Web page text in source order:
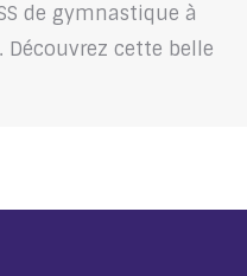
de gymnastique à
Découvrez cette belle